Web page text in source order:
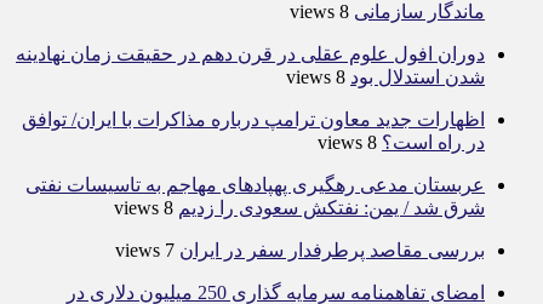
ماندگار سازمانی 8 views
دوران افول علوم عقلی در قرن دهم در حقیقت زمان نهادینه
شدن استدلال بود 8 views
اظهارات جدید معاون ترامپ درباره مذاکرات با ایران/ توافق
در راه است؟ 8 views
عربستان مدعی رهگیری پهپادهای مهاجم به تاسیسات نفتی
شرق شد / یمن: نفتکش سعودی را زدیم 8 views
بررسی مقاصد پرطرفدار سفر در ایران 7 views
امضای تفاهمنامه سرمایه گذاری 250 میلیون دلاری در